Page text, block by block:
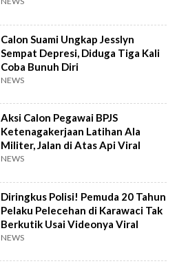
Calon Suami Ungkap Jesslyn
Sempat Depresi, Diduga Tiga Kali
Coba Bunuh Diri
NEWS
Aksi Calon Pegawai BPJS
Ketenagakerjaan Latihan Ala
Militer, Jalan di Atas Api Viral
NEWS
Diringkus Polisi! Pemuda 20 Tahun
Pelaku Pelecehan di Karawaci Tak
Berkutik Usai Videonya Viral
NEWS